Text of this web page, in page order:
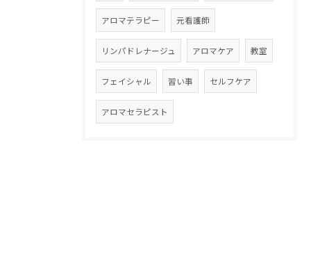
アロマテラピー 元看護師
リンパドレナージュ アロマケア 教室
フェイシャル 習い事 セルフケア
アロマセラピスト